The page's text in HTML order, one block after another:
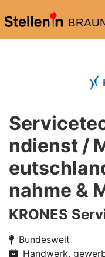
ndienst /
nahme &
KRONES
Bundesweit
Handwerk,